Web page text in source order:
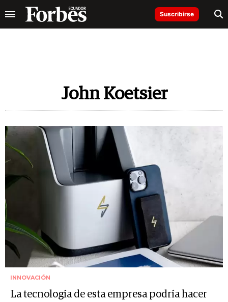
Suscribirse
John Koetsier
INNOVACIÓN
La tecnología de esta empresa podría hacer